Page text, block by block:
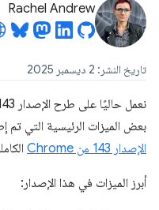
Rachel Andrew
تاريخ النشر: 2 ديسمبر 2025
بعض الميزات الرئيسية التي تم
الإصدار 143 من Chrome
أبرز الميزات في هذا الإصدار: